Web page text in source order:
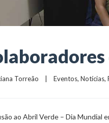
Torreão Eventos, Notícias,
ao Abril Verde – Dia Mundial